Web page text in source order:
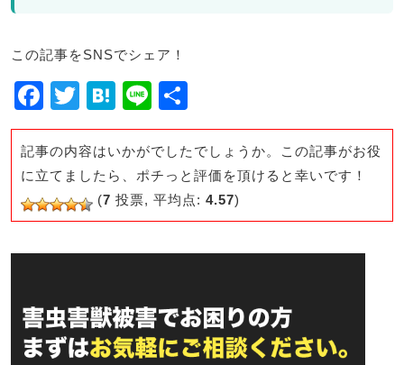
この記事をSNSでシェア！
F
a
c
e
b
T
wi
tt
er
H
at
e
n
a
Li
n
e
有
記事の内容はいかがでしたでしょうか。この記事がお役
に立てましたら、ポチっと評価を頂けると幸いです！
(7 投票, 平均点: 4.57)